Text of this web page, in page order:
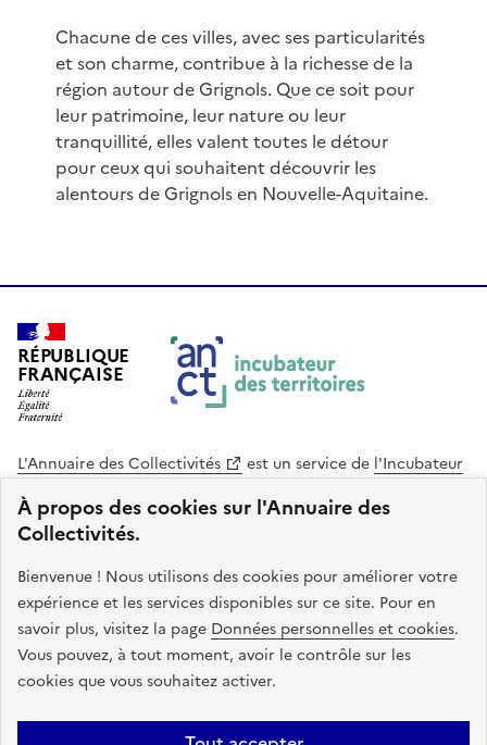
À propos des cookies sur l'Annuaire des
Collectivités.
Bienvenue ! Nous utilisons des cookies pour améliorer votre
expérience et les services disponibles sur ce site. Pour en
savoir plus, visitez la page Données personnelles et cookies.
Vous pouvez, à tout moment, avoir le contrôle sur les
cookies que vous souhaitez activer.
Chacune de ces villes, avec ses particularités
et son charme, contribue à la richesse de la
région autour de Grignols. Que ce soit pour
leur patrimoine, leur nature ou leur
tranquillité, elles valent toutes le détour
pour ceux qui souhaitent découvrir les
alentours de Grignols en Nouvelle-Aquitaine.
RÉPUBLIQUE
FRANÇAISE
L'Annuaire des Collectivités est un service de l'Incubateur
des Territoires
Cohésion des Territoires
. Le code source de ce site web
est disponible en licence libre. Le design de ce site est conçu
avec le système de design de l’État.
legifrance.gouv.fr
info.gouv.fr
service-public.gouv.fr
data.gouv.fr
Plan du site Accessibilite : non conforme Mentions légales